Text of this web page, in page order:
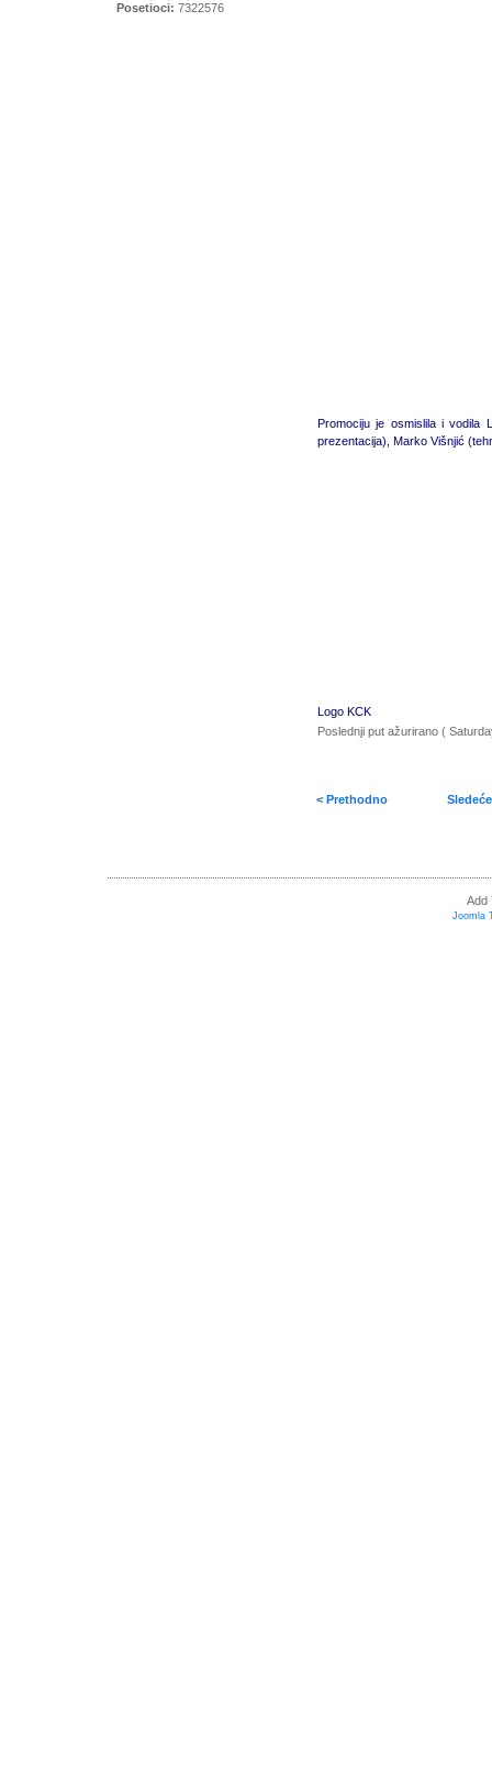
Posetioci: 7322576
Promociju je osmislila i vodila
prezentacija), Marko Višnjić
Logo KCK
Poslednji put ažurirano (
< Prethodno
Add
Joomla